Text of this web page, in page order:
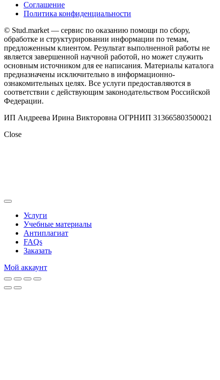
Соглашение
Политика конфиденциальности
© Stud.market — сервис по оказанию помощи по сбору,
обработке и структурировании информации по темам,
предложенным клиентом. Результат выполненной работы не
является завершенной научной работой, но может служить
основным источником для ее написания. Материалы каталога
предназначены исключительно в информационно-
ознакомительных целях. Все услуги предоставляются в
соответствии с действующим законодательством Российской
Федерации.
ИП Андреева Ирина Викторовна ОГРНИП 313665803500021
Close
Услуги
Учебные материалы
Антиплагиат
FAQs
Заказать
Мой аккаунт